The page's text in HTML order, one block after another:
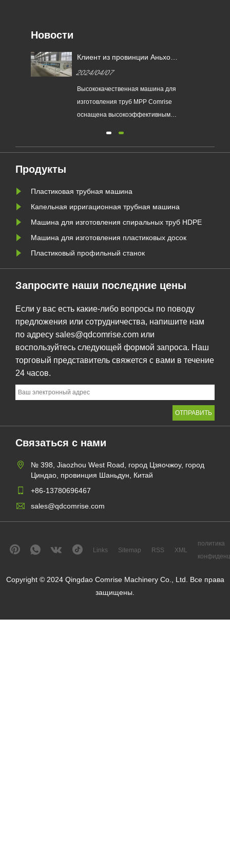
Новости
Клиент из провинции Аньхой
производству однослойных
труб MPP 1 апреля 2024 года,
диаметр труб 75-250 мм.
2024/04/07
Высококачественная машина для
изготовления труб MPP Comrise
оснащена высокоэффективным
сушильным питателем 800G,
калибровочной втулкой, одним 9-
метровым вакуумным
Продукты
Пластиковая трубная машина
Капельная ирригационная трубная машина
Машина для изготовления спиральных труб HDPE
Машина для изготовления пластиковых досок
Пластиковый профильный станок
Запросите наши последние цены
Если у вас есть какие-либо вопросы по поводу
предложения или сотрудничества, напишите нам
по адресу sales@qdcomrise.com или
воспользуйтесь следующей формой запроса. Наш
торговый представитель свяжется с вами в течение
24 часов.
Связаться с нами
№ 398, Jiaozhou West Road, город Цзяочжоу, город
Циндао, провинция Шаньдун, Китай
+86-13780696467
sales@qdcomrise.com
Links Sitemap RSS XML
политика
Copyright © 2024 Qingdao Comrise Machinery Co., Ltd. Все права
защищены.